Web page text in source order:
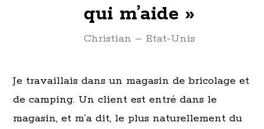
qui m’aide »
Christian – Etat-Unis
Je travaillais dans un magasin de bricolage et
de camping. Un client est entré dans le
magasin, et m’a dit, le plus naturellement du